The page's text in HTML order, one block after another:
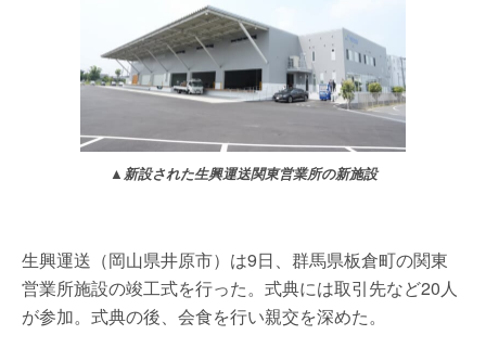
▲新設された生興運送関東営業所の新施設
生興運送（岡山県井原市）は9日、群馬県板倉町の関東
営業所施設の竣工式を行った。式典には取引先など20人
が参加。式典の後、会食を行い親交を深めた。